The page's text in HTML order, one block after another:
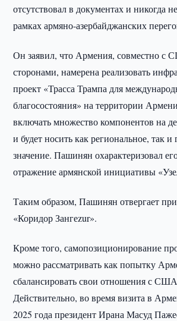
отсутствовал в документах и никогда
рамках армяно-азербайджанских
Он заявил, что Армения, совместно с
сторонами, намерена реализовать
проект «Трасса Трампа для
благосостояния» на территории
включать множество компонентов на
и будет носить как региональное, так и
значение. Пашинян охарактеризовал
отражение армянской инициативы
Таким образом, Пашинян отвергает
«Коридор Зангеzur».
Кроме того, самопозиционирование
можно рассматривать как попытку
сбалансировать свои отношения с
Действительно, во время визита в
2025 года президент Ирана Масуд